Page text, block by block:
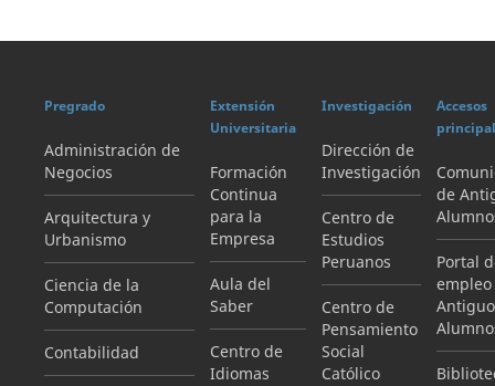
Pregrado
Administración de
Negocios
Arquitectura y
Urbanismo
Ciencia de la
Computación
Contabilidad
Extensión
Universitaria
Formación
Continua
para la
Empresa
Aula del
Saber
Centro de
Idiomas
Investigación
Dirección de
Investigación
Centro de
Estudios
Peruanos
Centro de
Pensamiento
Social
Católico
Accesos
de
Portal
empleo